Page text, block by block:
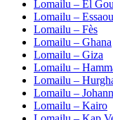
Lomailu – El
Lomailu –
Lomailu – Fès
Lomailu – Ghana
Lomailu – Giza
Lomailu –
Lomailu –
Lomailu –
Lomailu – Kairo